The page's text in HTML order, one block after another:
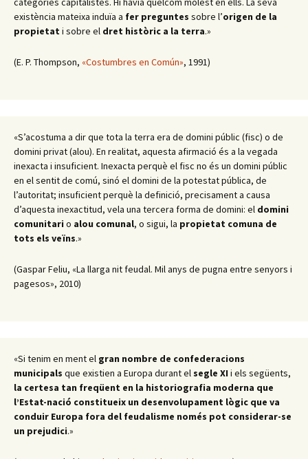
existència mateixa induïa a fer preguntes sobre l’origen de la
propietat i sobre el dret històric a la terra.»
(E. P. Thompson, «Costumbres en Común», 1991)
«S’acostuma a dir que tota la terra era de domini públic (fisc) o de
domini privat (alou). En realitat, aquesta afirmació és a la vegada
inexacta i insuficient. Inexacta perquè el fisc no és un domini públic
en el sentit de comú, sinó el domini de la potestat pública, de
l’autoritat; insuficient perquè la definició, precisament a causa
d’aquesta inexactitud, vela una tercera forma de domini: el domini
comunitari o alou comunal, o sigui, la propietat comuna de
tots els veïns.»
(Gaspar Feliu, «La llarga nit feudal. Mil anys de pugna entre senyors i
pagesos», 2010)
«Si tenim en ment el gran nombre de confederacions
municipals que existien a Europa durant el segle XI i els següents,
la certesa tan freqüent en la historiografia moderna que
l’Estat-nació constitueix un desenvolupament lògic que va
conduir Europa fora del feudalisme només pot considerar-se
un prejudici.»